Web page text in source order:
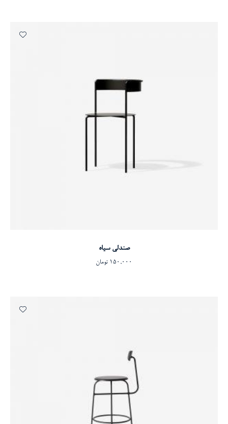
خرید محصول
صندلی سیاه
150,000 تومان